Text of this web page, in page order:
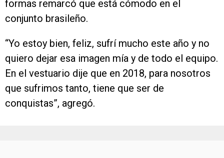
formas remarcó que está cómodo en el
conjunto brasileño.
“Yo estoy bien, feliz, sufrí mucho este año y no
quiero dejar esa imagen mía y de todo el equipo.
En el vestuario dije que en 2018, para nosotros
que sufrimos tanto, tiene que ser de
conquistas”, agregó.